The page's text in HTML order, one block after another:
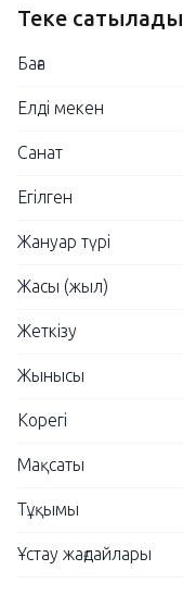
Теке сатылады
Баға
Елді мекен
Санат
Егілген
Жануар түрі
Жасы (жыл)
Жеткізу
Жынысы
Корегі
Мақсаты
Тұқымы
Ұстау жағдайлары